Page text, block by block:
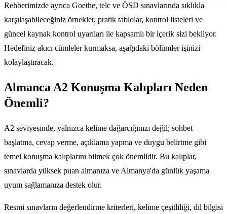
Rehberimizde ayrıca Goethe, telc ve ÖSD sınavlarında sıklıkla
karşılaşabileceğiniz örnekler, pratik tablolar, kontrol listeleri ve
güncel kaynak kontrol uyarıları ile kapsamlı bir içerik sizi bekliyor.
Hedefiniz akıcı cümleler kurmaksa, aşağıdaki bölümler işinizi
kolaylaştıracak.
Almanca A2 Konuşma Kalıpları Neden
Önemli?
A2 seviyesinde, yalnızca kelime dağarcığınızı değil; sohbet
başlatma, cevap verme, açıklama yapma ve duygu belirtme gibi
temel konuşma kalıplarını bilmek çok önemlidir. Bu kalıplar,
sınavlarda yüksek puan almanıza ve Almanya'da günlük yaşama
uyum sağlamanıza destek olur.
Resmi sınavların değerlendirme kriterleri, kelime çeşitliliği, dil bilgisi